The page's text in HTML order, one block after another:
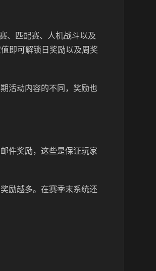
、匹配赛、人机战斗以及
即可解锁日奖励以及周奖
活动内容的不同，奖励也
件奖励，这些是保证玩家
励越多。在赛季末系统还